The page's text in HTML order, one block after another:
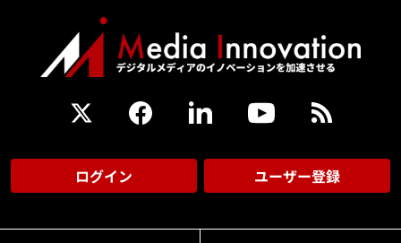
ログイン ユーザー登録